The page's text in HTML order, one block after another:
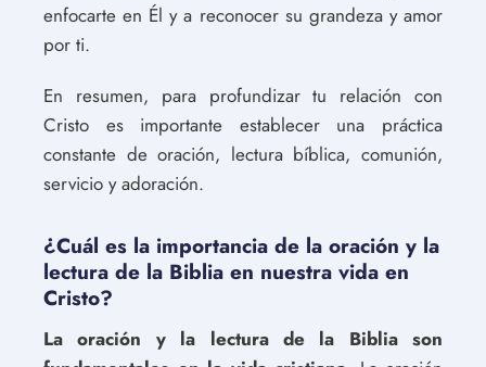
enfocarte en Él y a reconocer su grandeza y amor
por ti.
En resumen, para profundizar tu relación con
Cristo es importante establecer una práctica
constante de oración, lectura bíblica, comunión,
servicio y adoración.
¿Cuál es la importancia de la oración y la
lectura de la Biblia en nuestra vida en
Cristo?
La oración y la lectura de la Biblia son